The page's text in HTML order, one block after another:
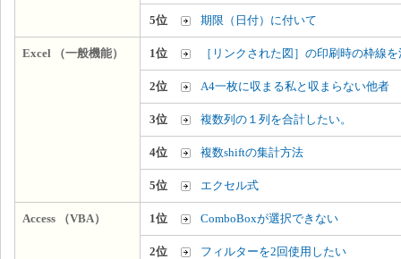
5位 期限（日付）に付いて
Excel （一般機能） 1位 ［リンクされた図］の印刷時の枠線
2位 A4一枚に収まる私と収まらない他者
3位 複数列の１列を合計したい。
4位 複数shiftの集計方法
5位 エクセル式
Access （VBA） 1位 ComboBoxが選択できない
2位 フィルターを2回使用したい